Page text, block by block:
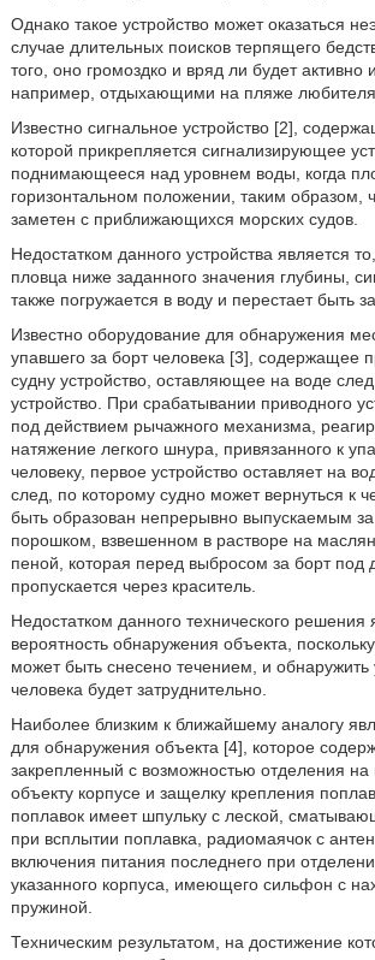
Однако такое устройство может оказаться
случае длительных поисков терпящего
того, оно громоздко и вряд ли будет активно
например, отдыхающими на пляже
Известно сигнальное устройство [2],
которой прикрепляется сигнализирующее
поднимающееся над уровнем воды, когда
горизонтальном положении, таким образом,
заметен с приближающихся морских судов.
Недостатком данного устройства является
пловца ниже заданного значения глубины,
также погружается в воду и перестает быть
Известно оборудование для обнаружения
упавшего за борт человека [3], содержащее
судну устройство, оставляющее на воде
устройство. При срабатывании приводного
под действием рычажного механизма,
натяжение легкого шнура, привязанного к
человеку, первое устройство оставляет на
след, по которому судно может вернуться к
быть образован непрерывно выпускаемым
порошком, взвешенном в растворе на
пеной, которая перед выбросом за борт под
пропускается через краситель.
Недостатком данного технического решения
вероятность обнаружения объекта,
может быть снесено течением, и обнаружить
человека будет затруднительно.
Наиболее близким к ближайшему аналогу
для обнаружения объекта [4], которое
закрепленный с возможностью отделения
объекту корпусе и защелку крепления
поплавок имеет шпульку с леской,
при всплытии поплавка, радиомаячок с
включения питания последнего при
указанного корпуса, имеющего сильфон с
пружиной.
Техническим результатом, на достижение